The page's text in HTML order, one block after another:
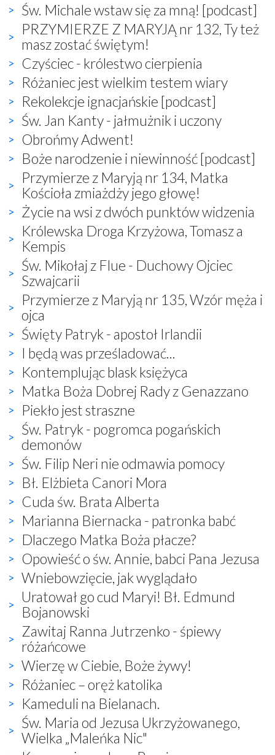
Św. Michale wstaw się za mną! [podcast]
PRZYMIERZE Z MARYJĄ nr 132, Ty też
masz zostać świętym!
Czyściec - królestwo cierpienia
Różaniec jest wielkim testem wiary
Rekolekcje ignacjańskie [podcast]
Św. Jan Kanty - jałmużnik i uczony
Obrońmy Adwent!
Boże narodzenie i niewinność [podcast]
Przymierze z Maryją nr 134, Matka
Kościoła zmiażdży jego głowę!
Życie na wsi z dwóch punktów widzenia
Królewska Droga Krzyżowa, Tomasz a
Kempis
Św. Mikołaj z Flue - Duchowy Ojciec
Szwajcarii
Przymierze z Maryją nr 135, Wzór męża i
ojca
Święty Patryk - apostoł Irlandii
I będą was prześladować...
Kontemplując blask księżyca
Matka Boża Dobrej Rady z Genazzano
Piekło jest straszne
Św. Patryk - pogromca pogańskich
demonów
Św. Filip Neri nie odmawia pomocy
Bł. Elżbieta Canori Mora
Cuda św. Brata Alberta
Marianna Biernacka - patronka babć
Dlaczego Matka Boża płacze?
Opowieść o św. Annie, babci Pana Jezusa
Wniebowzięcie, jak wyglądało
Uratował go cud Maryi! Bł. Edmund
Bojanowski
Zawitaj Ranna Jutrzenko - śpiewy
różańcowe
Wierzę w Ciebie, Boże żywy!
Różaniec – oręż katolika
Kameduli na Bielanach.
Św. Maria od Jezusa Ukrzyżowanego,
Wielka „Maleńka Nic"